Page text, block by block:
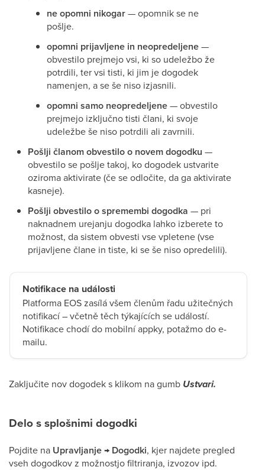
ne opomni nikogar— opomnik se ne
pošlje.
opomni prijavljene in neopredeljene—
obvestilo prejmejo vsi, ki so udeležbo že
potrdili, ter vsi tisti, ki jim je dogodek
namenjen, a se še niso izjasnili.
opomni samo neopredeljene— obvestilo
prejmejo izključno tisti člani, ki svoje
udeležbe še niso potrdili ali zavrnili.
Pošlji članom obvestilo o novem dogodku —
obvestilo se pošlje takoj, ko dogodek ustvarite
oziroma aktivirate (če se odločite, da ga aktivirate
kasneje).
Pošlji obvestilo o spremembi dogodka — pri
naknadnem urejanju dogodka lahko izberete to
možnost, da sistem obvesti vse vpletene (vse
prijavljene člane in tiste, ki se še niso opredelili).
Notifikace na události
Platforma EOS zasílá všem členům řadu užitečných
notifikací – včetně těch týkajících se událostí.
Notifikace chodí do mobilní appky, potažmo do e-
mailu.
Zaključite nov dogodek s klikom na gumb Ustvari.
Delo s splošnimi dogodki
Pojdite na Upravljanje → Dogodki, kjer najdete pregled
vseh dogodkov z možnostjo filtriranja, izvozov ipd.